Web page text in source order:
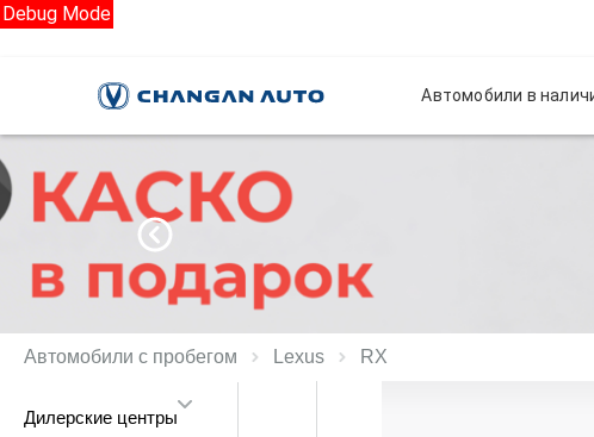
Debug Mode
Автомобили в
Автомобили с пробегом Lexus RX
Дилерские центры